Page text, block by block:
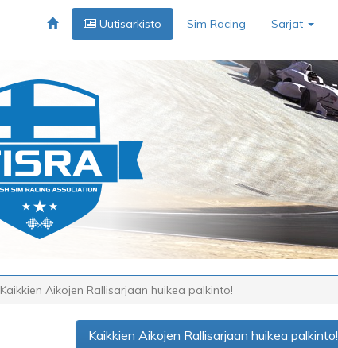
Uutisarkisto Sim Racing Sarjat
Kaikkien Aikojen Rallisarjaan huikea palkinto!
Kaikkien Aikojen Rallisarjaan huikea palkinto!